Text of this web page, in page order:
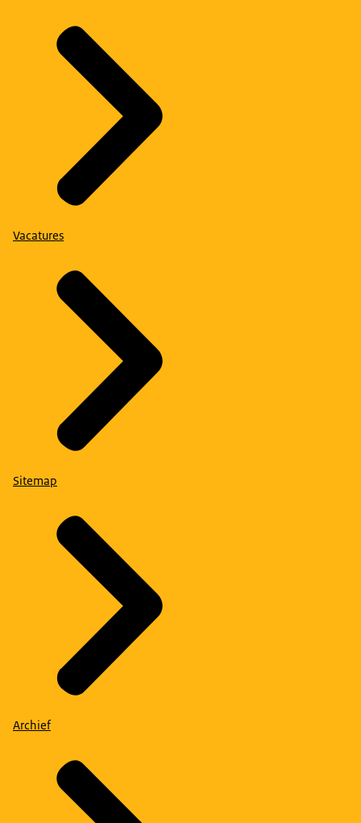
Vacatures
Sitemap
Archief